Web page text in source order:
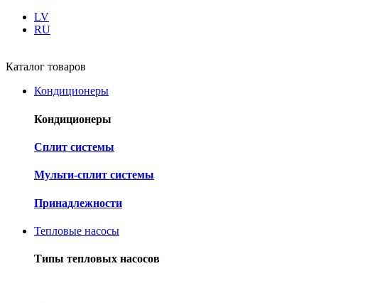
LV
RU
Каталог товаров
Кондиционеры
Кондиционеры
Cплит системы
Мульти-сплит системы
Принадлежности
Тепловые насосы
Типы тепловых насосов